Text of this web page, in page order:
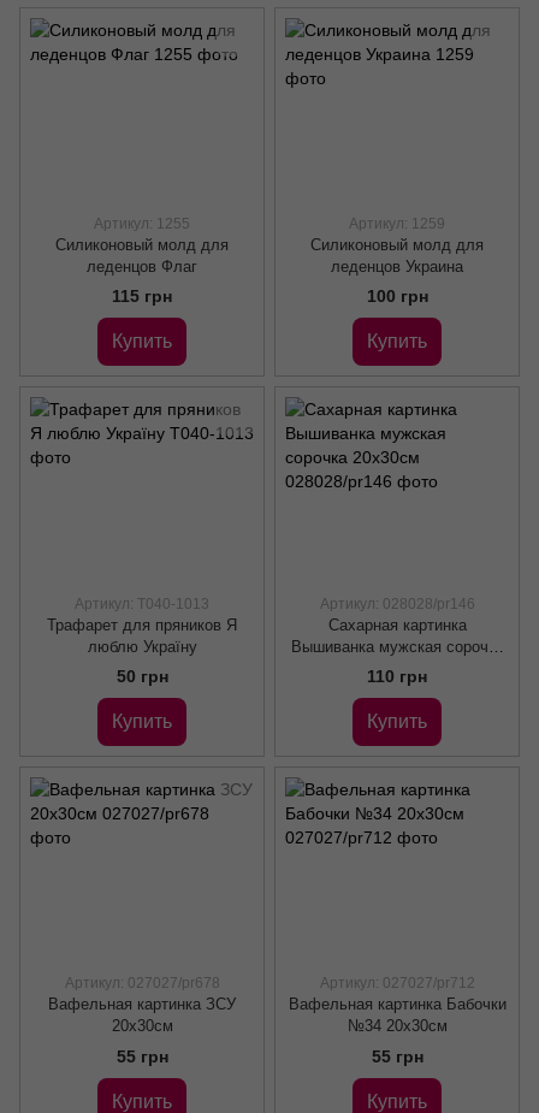
Артикул: 1255
Силиконовый молд для
леденцов Флаг
115 грн
Купить
Артикул: 1259
Силиконовый молд для
леденцов Украина
100 грн
Купить
Артикул: Т040-1013
Трафарет для пряников Я
люблю Україну
50 грн
Купить
Артикул: 028028/pr146
Сахарная картинка
Вышиванка мужская сорочка
20х30см
110 грн
Купить
Артикул: 027027/pr678
Вафельная картинка ЗСУ
20х30см
55 грн
Купить
Артикул: 027027/pr712
Вафельная картинка Бабочки
№34 20х30см
55 грн
Купить